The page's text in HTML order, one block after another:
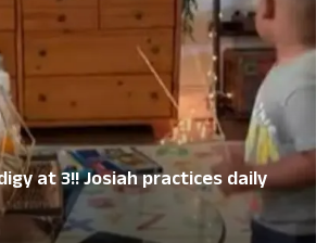
at 3!! Josiah practices daily